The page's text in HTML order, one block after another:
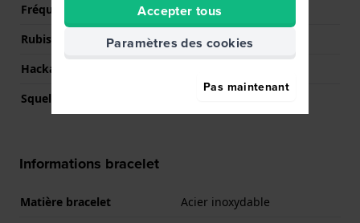
Fréquence
21600
Rubis
22
Hackable
Squelette
Informations bracelet
Matière bracelet
Acier inoxydable
Accepter tous
Paramètres des cookies
Pas maintenant